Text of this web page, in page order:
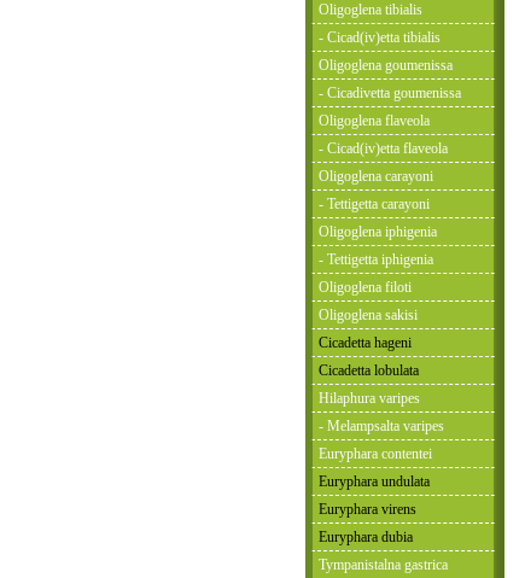
Oligoglena tibialis
- Cicad(iv)etta tibialis
Oligoglena goumenissa
- Cicadivetta goumenissa
Oligoglena flaveola
- Cicad(iv)etta flaveola
Oligoglena carayoni
- Tettigetta carayoni
Oligoglena iphigenia
- Tettigetta iphigenia
Oligoglena filoti
Oligoglena sakisi
Cicadetta hageni
Cicadetta lobulata
Hilaphura varipes
- Melampsalta varipes
Euryphara contentei
Euryphara undulata
Euryphara virens
Euryphara dubia
Tympanistalna gastrica